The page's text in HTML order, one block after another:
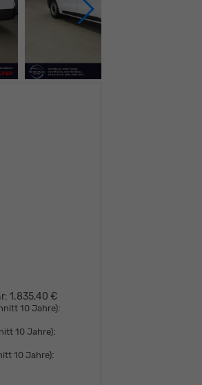
1.835,40 €
10 Jahre):
10 Jahre):
10 Jahre):